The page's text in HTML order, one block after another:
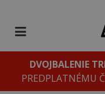
DVOJBALENIE
PREDPLATNÉMU